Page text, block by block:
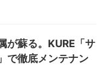
が蘇る。KURE「サ
で徹底メンテナン